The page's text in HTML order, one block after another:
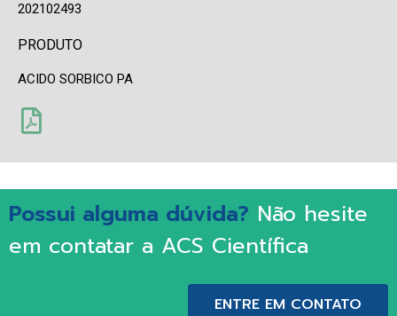
202102493
PRODUTO
ACIDO SORBICO PA
Possui alguma dúvida? Não hesite
em contatar a ACS Científica
ENTRE EM CONTATO